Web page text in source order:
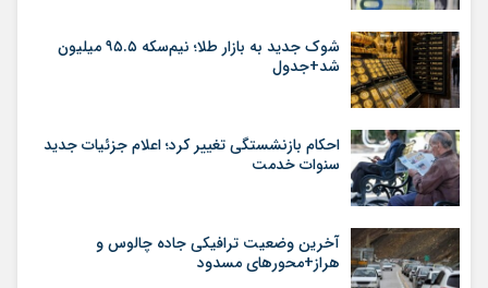
شوک جدید به بازار طلا؛ نیم‌سکه ۹۵.۵ میلیون
شد+جدول
احکام بازنشستگی تغییر کرد؛ اعلام جزئیات جدید
سنوات خدمت
آخرین وضعیت ترافیکی جاده چالوس و
هراز+محورهای مسدود